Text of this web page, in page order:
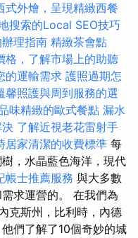
式外燴，呈現精緻西餐
搜索的Local SEO技巧
理指南 精緻茶會點
格，了解市場上的助聽
的運輸需求 護照過期怎
馨照護與周到服務的選
味精緻的歐式餐點 漏水
了解近視老花雷射手
居家清潔的收費標準 每
，水晶藍色海洋，現代
帳士推薦服務 與大多數
求運營的。 在我們為
克斯州，比利時，內德
們了解了10個奇妙的城